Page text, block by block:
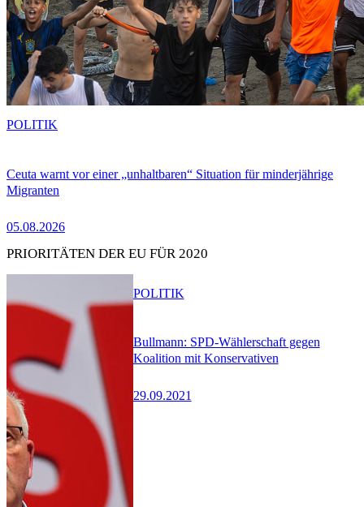
Ceuta warnt vor einer „unhaltbaren“ Situation für minderjährige
Migranten
05.08.2026
POLITIK
PRIORITÄTEN DER EU FÜR 2020
Bullmann: SPD-Wählerschaft gegen
Koalition mit Konservativen
29.09.2021
POLITIK